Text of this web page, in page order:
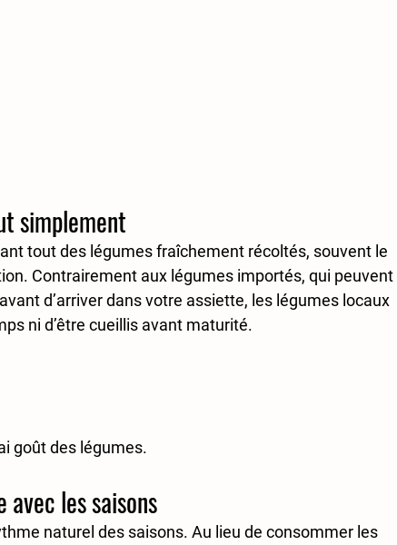
simplement
tout des légumes fraîchement récoltés, souvent le
Contrairement aux légumes importés, qui peuvent
d’arriver dans votre assiette, les légumes locaux
ni d’être cueillis avant maturité.
goût des légumes.
avec les saisons
naturel des saisons. Au lieu de consommer les